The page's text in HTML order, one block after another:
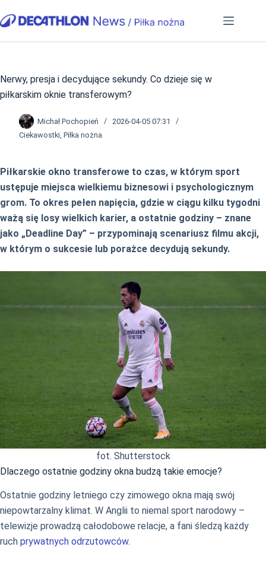
do
Nerwy, presja i decydujące sekundy. Co dzieje się w
piłkarskim oknie transferowym?
Michał Pochopień
2026-04-05 07:31
Ciekawostki, Piłka nożna
Piłkarskie okno transferowe to czas, w którym sport
ustępuje miejsca wielkiemu biznesowi i psychologicznym
grom. To okres pełen napięcia, gdzie w ciągu kilku tygodni
ważą się losy wielkich karier, a ostatnie godziny – znane
jako „Deadline Day” – przypominają scenariusz filmu akcji,
w którym o sukcesie lub porażce decydują sekundy.
fot. Shutterstock
Dlaczego ostatnie godziny okna budzą takie emocje?
Ostatnie godziny letniego czy zimowego okna mają swój
niepowtarzalny klimat. W Anglii to niemal sport narodowy –
telewizje prowadzą całodobowe relacje, a fani śledzą każdy
ruch prywatnych odrzutowców.